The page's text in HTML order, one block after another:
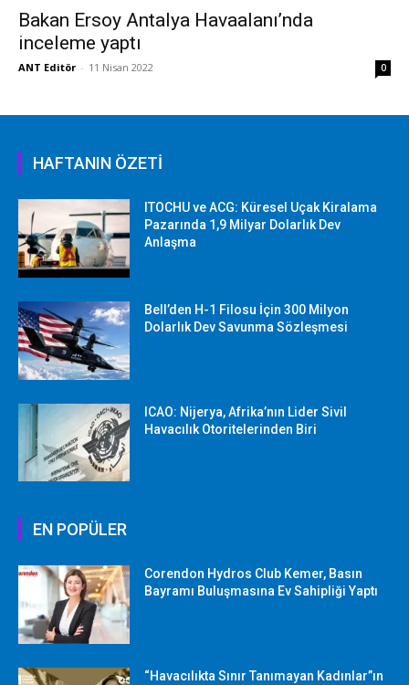
Bakan Ersoy Antalya Havaalanı’nda
inceleme yaptı
ANT Editör - 11 Nisan 2022 0
HAFTANIN ÖZETİ
ITOCHU ve ACG: Küresel Uçak Kiralama
Pazarında 1,9 Milyar Dolarlık Dev
Anlaşma
Bell’den H-1 Filosu İçin 300 Milyon
Dolarlık Dev Savunma Sözleşmesi
ICAO: Nijerya, Afrika’nın Lider Sivil
Havacılık Otoritelerinden Biri
EN POPÜLER
Corendon Hydros Club Kemer, Basın
Bayramı Buluşmasına Ev Sahipliği Yaptı
“Havacılıkta Sınır Tanımayan Kadınlar”ın